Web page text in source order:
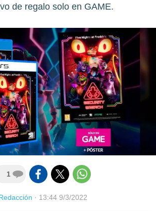
de regalo solo en GAME.
1
· 13:44 9/3/2022